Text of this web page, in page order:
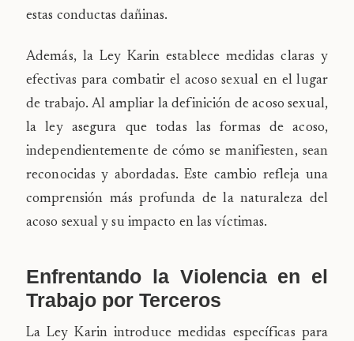
estas conductas dañinas.
Además, la Ley Karin establece medidas claras y
efectivas para combatir el acoso sexual en el lugar
de trabajo. Al ampliar la definición de acoso sexual,
la ley asegura que todas las formas de acoso,
independientemente de cómo se manifiesten, sean
reconocidas y abordadas. Este cambio refleja una
comprensión más profunda de la naturaleza del
acoso sexual y su impacto en las víctimas.
Enfrentando la Violencia en el
Trabajo por Terceros
La Ley Karin introduce medidas específicas para